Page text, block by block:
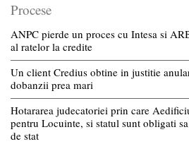
Procese
ANPC pierde un proces cu Intesa si
al ratelor la credite
Un client Credius obtine in justitie
dobanzii prea mari
Hotararea judecatoriei prin care
pentru Locuinte, si statul sunt obligati
de stat